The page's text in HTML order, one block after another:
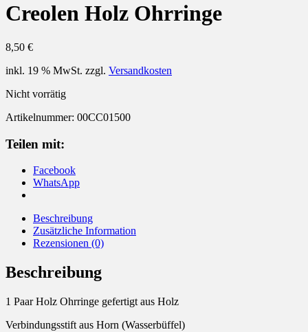
Creolen Holz Ohrringe
8,50 €
inkl. 19 % MwSt. zzgl. Versandkosten
Nicht vorrätig
Artikelnummer: 00CC01500
Teilen mit:
Facebook
WhatsApp
Beschreibung
Zusätzliche Information
Rezensionen (0)
Beschreibung
1 Paar Holz Ohrringe gefertigt aus Holz
Verbindungsstift aus Horn (Wasserbüffel)